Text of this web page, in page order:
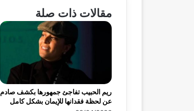
مقالات ذات صلة
ريم الحبيب تفاجئ جمهورها بكشف صادم
عن لحظة فقدانها للإيمان بشكل كامل